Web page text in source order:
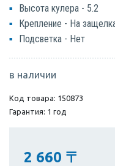
Высота кулера - 5.2
Крепление - На
Подсветка - Нет
в наличии
Код товара: 150873
Гарантия: 1 год
2 660 〒